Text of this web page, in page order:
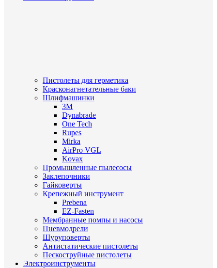
Пистолеты для герметика
Красконагнетательные баки
Шлифмашинки
3M
Dynabrade
One Tech
Rupes
Mirka
AirPro VGL
Kovax
Промышленные пылесосы
Заклепочники
Гайковерты
Крепежный инструмент
Prebena
EZ-Fasten
Мембранные помпы и насосы
Пневмодрели
Шуруповерты
Антистатические пистолеты
Пескоструйные пистолеты
Электроинструменты